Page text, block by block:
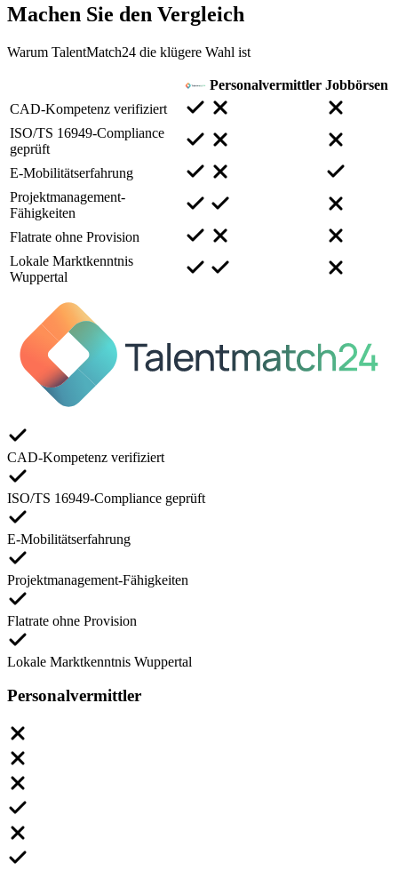
Machen Sie den Vergleich
Warum TalentMatch24 die klügere Wahl ist
Personalvermittler Jobbörsen
CAD-Kompetenz verifiziert
ISO/TS 16949-Compliance
geprüft
E-Mobilitätserfahrung
Projektmanagement-
Fähigkeiten
Flatrate ohne Provision
Lokale Marktkenntnis
Wuppertal
CAD-Kompetenz verifiziert
ISO/TS 16949-Compliance geprüft
E-Mobilitätserfahrung
Projektmanagement-Fähigkeiten
Flatrate ohne Provision
Lokale Marktkenntnis Wuppertal
Personalvermittler